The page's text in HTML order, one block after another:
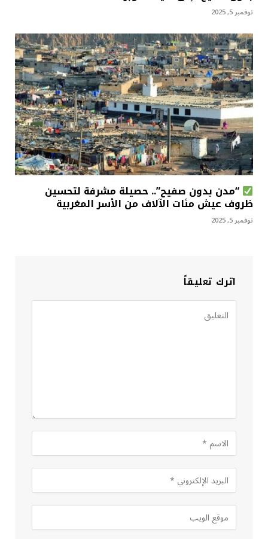
نوفمبر 5, 2025
“مدن بدون صفيح”.. حصيلة مشرفة لتحسين
ظروف عيش مئات الآلاف من الأسر المغربية
نوفمبر 5, 2025
اترك تعليقاً